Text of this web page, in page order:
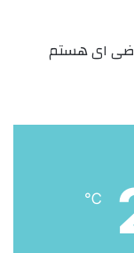
ای هستم
℃